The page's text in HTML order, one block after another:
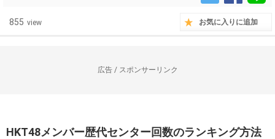
855 view お気に入りに追加
広告 / スポンサーリンク
HKT48メンバー歴代センター回数のランキング方法